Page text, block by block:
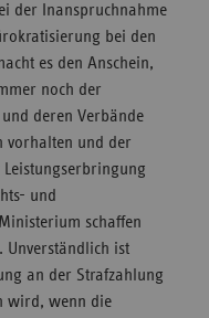
der Inanspruchnahme
bei den
es den Anschein,
noch der
deren Verbände
vorhalten und der
und
schaffen
Unverständlich ist
an der Strafzahlung
wird, wenn die